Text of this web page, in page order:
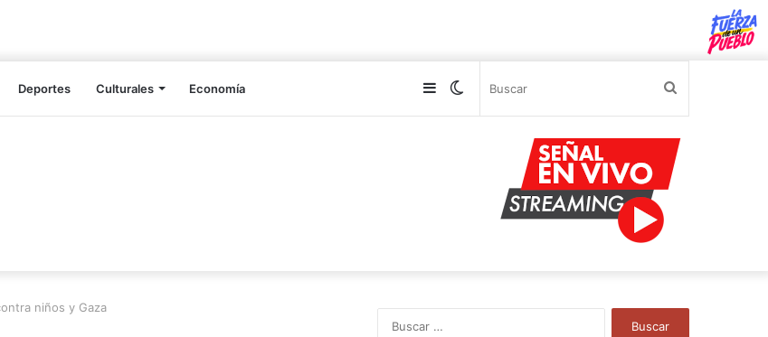
Deportes Culturales Economía Switch
Sidebar
niños y Gaza